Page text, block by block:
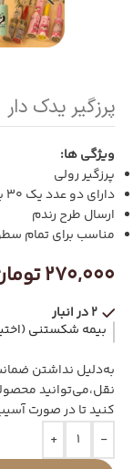
پرزگیر یدک دار
ویژگی ها:
پرزگیر رولی
دارای دو عدد یک 30 برگی
ارسال طرح رندم
مناسب برای تمام
270,000
2 در انبار
به‌دلیل نداشتن
نقل،می‌توانید
کنید تا در صورت
بیمه شکستنی
-
+